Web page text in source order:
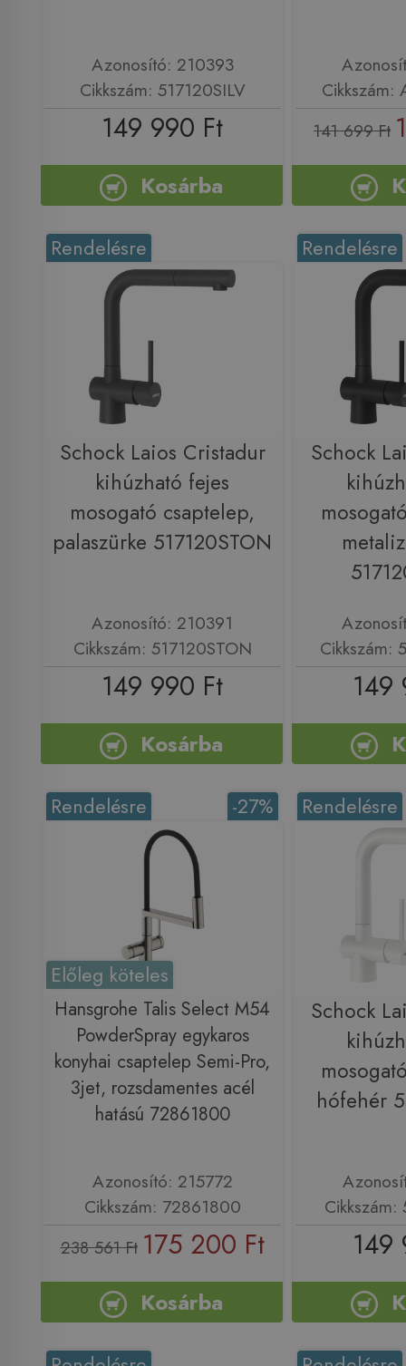
Azonosító: 210393
Cikkszám: 517120SILV
149 990 Ft
Kosárba
Cikkszám:
141 699 Ft
Rendelésre
Schock Laios Cristadur
kihúzható fejes
mosogató csaptelep,
palaszürke 517120STON
Azonosító: 210391
Cikkszám: 517120STON
149 990 Ft
Kosárba
Rendelésre
Schock
Cikkszám:
149
-27%
Rendelésre
Előleg köteles
Hansgrohe Talis Select M54
PowderSpray egykaros
konyhai csaptelep Semi-Pro,
3jet, rozsdamentes acél
hatású 72861800
Azonosító: 215772
Cikkszám: 72861800
238 561 Ft 175 200 Ft
Kosárba
Rendelésre
Schock
hófehér
149